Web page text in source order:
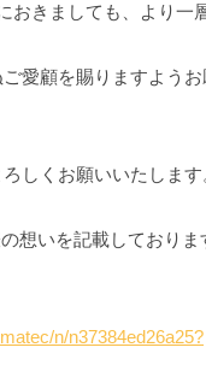
おきましても、より一
愛顧を賜りますようお
しくお願いいたします
想いを記載しており
n/n37384ed26a25?